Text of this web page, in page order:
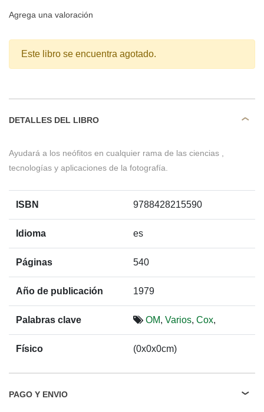
Agrega una valoración
Este libro se encuentra agotado.
DETALLES DEL LIBRO
Ayudará a los neófitos en cualquier rama de las ciencias ,
tecnologías y aplicaciones de la fotografía.
ISBN 9788428215590
Idioma es
Páginas 540
Año de publicación 1979
Palabras clave OM, Varios, Cox,
Físico (0x0x0cm)
PAGO Y ENVIO